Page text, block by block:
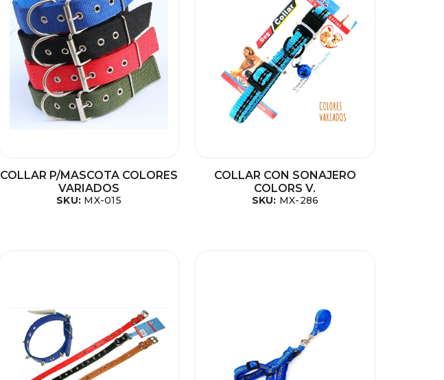
COLLAR P/MASCOTA COLORES
VARIADOS
SKU: MX-015
COLLAR CON SONAJERO
COLORS V.
SKU: MX-286